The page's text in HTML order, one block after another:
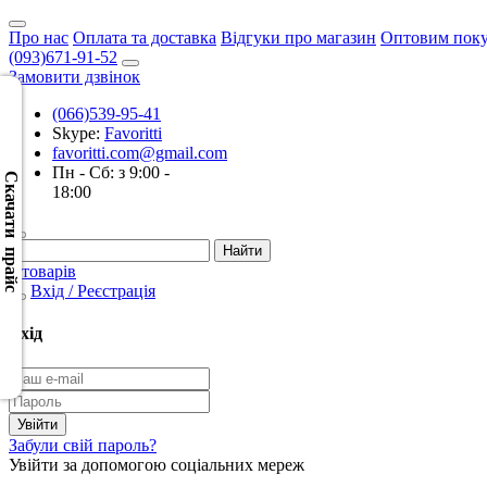
Про нас Оплата та доставка Відгуки про магазин Оптовим
(093)671-91-52
Замовити дзвінок
(066)539-95-41
Skype: Favoritti
favoritti.com@gmail.com
Пн - Сб: з 9:00 -
18:00
0 товарів
Вхід / Реєстрація
Вхід
Забули свій пароль?
Увійти за допомогою соціальних мереж
Скачати прайс
Скачать
XML
(Розн.)
Скачать
XML
(Опт)
Скачать
(Розн.)
Скачать
CSV
(Опт)